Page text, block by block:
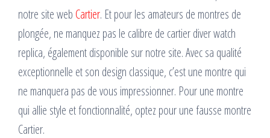
notre site web Cartier. Et pour les amateurs de montres de
plongée, ne manquez pas le calibre de cartier diver watch
replica, également disponible sur notre site. Avec sa qualité
exceptionnelle et son design classique, c’est une montre qui
ne manquera pas de vous impressionner. Pour une montre
qui allie style et fonctionnalité, optez pour une fausse montre
Cartier.